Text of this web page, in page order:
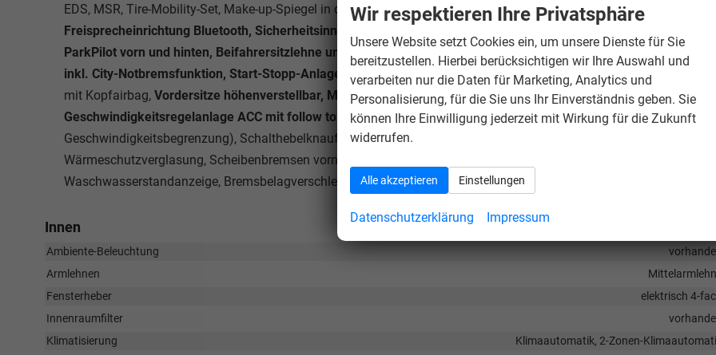
EDS, MSR, Tire-Mobility-Set, Make-up-Spiegel in den Sonnenblenden,Lendenwirbelstützen für die Vordersitzlehnen,
Freisprecheinrichtung Bluetooth, Sicherheitsinnenspiegel automatisch abblendend, Parklenkassistent inkl.
ParkPilot vorn und hinten, Beifahrersitzlehne umklappbar, Reifendruckkontrolle
, Isofix,
inkl. City-Notbremsfunktion, Start-Stopp-Anlage, Ablenkungserkennung, Müdigkeitserkennung, Seitenairbag vorn
mit Kopfairbag, Vordersitze höhenverstellbar, Mittelarmlehne vorn, Notrufsystem eCall, Adaptive
Geschwindigkeitsregelanlage ACC mit follow to stop(Geschwindigkeitsregelanlage inkl.
Geschwindigkeitsbegrenzung), Schalthebelknauf in Leder,Multifunktions-Lederlenkrad mit Schaltwippen
Wärmeschutzverglasung, Scheibenbremsen vorn und hinten, variables Ladebodenkonzept,
Waschwasserstandanzeige, Bremsbelagverschleißkontrolle, Schublade unter dem Beifahrersitz
Innen
Ambiente-Beleuchtung
Armlehnen
Fensterheber
elektrisch 4-
Innenraumfilter
Klimatisierung
Klimaautomatik, 2-Zonen-
Wir respektieren Ihre Privatsphäre
Unsere Website setzt Cookies ein, um unsere Dienste für Sie
bereitzustellen. Hierbei berücksichtigen wir Ihre Auswahl und
verarbeiten nur die Daten für Marketing, Analytics und
Personalisierung, für die Sie uns Ihr Einverständnis geben. Sie
können Ihre Einwilligung jederzeit mit Wirkung für die Zukunft
widerrufen.
Alle akzeptieren Einstellungen
Datenschutzerklärung Impressum